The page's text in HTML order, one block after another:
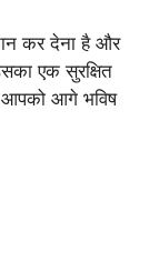
कर देना है और
एक सुरक्षित
आगे भविष